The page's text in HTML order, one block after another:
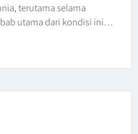
terutama selama
utama dari kondisi ini…